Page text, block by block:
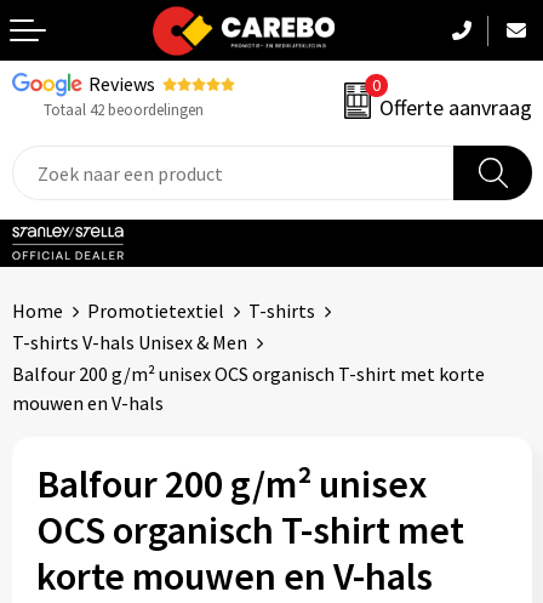
Reviews
Totaal 42 beoordelingen
0
Offerte aanvraag
Terug
Sportkleding
Caps, Mutsen & Sjaals
Tassen
Home Promotietextiel
T-shirts
T-shirts V-hals Unisex & Men
Balfour 200 g/m² unisex OCS organisch T-shirt met korte
mouwen en V-hals
Balfour 200 g/m² unisex
OCS organisch T-shirt met
korte mouwen en V-hals